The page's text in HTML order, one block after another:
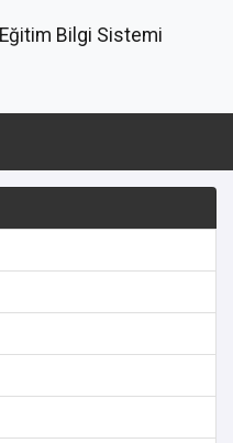
Eğitim Bilgi Sistemi